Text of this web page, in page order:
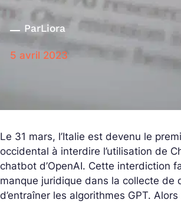
ParLiora
5 avril 2023
Le 31 mars, l’Italie est devenu le
occidental à interdire l’utilisation de
chatbot d’OpenAI. Cette interdiction
manque juridique dans la collecte de
d’entraîner les algorithmes GPT. Alors